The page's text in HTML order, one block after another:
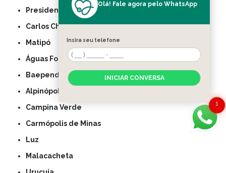
Presidente Olegário
Carlos Chagas
Matipó
Águas Formosas
Baependi
Alpinópolis
Campina Verde
Carmópolis de Minas
Luz
Malacacheta
1
Olá! Fale agora pelo WhatsApp
Insira seu telefone
INICIAR CONVERSA